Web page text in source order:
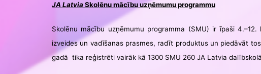
JA LatviaSkolēnu mācību uzņēmumu programmu
Skolēnu mācību uzņēmumu programma (SMU) ir īpaši
izveides un vadīšanas prasmes, radīt produktus un piedāvāt
gadā tika reģistrēti vairāk kā 1300 SMU 260 JA Latvia